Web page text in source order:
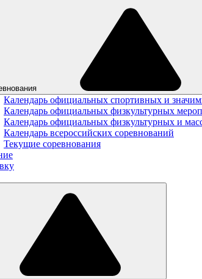
Календарь официальных спортивных и
Календарь официальных физкультурных
Календарь официальных физкультурных и
Календарь всероссийских соревнований
Текущие соревнования